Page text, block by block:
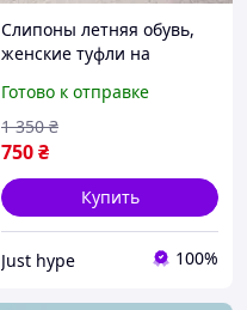
Слипоны летняя обувь,
женские туфли на
мокасины размер 38
розовые Код 68-1023
Готово к отправке
750₴
1 350 ₴
Купить
Just hype 100%